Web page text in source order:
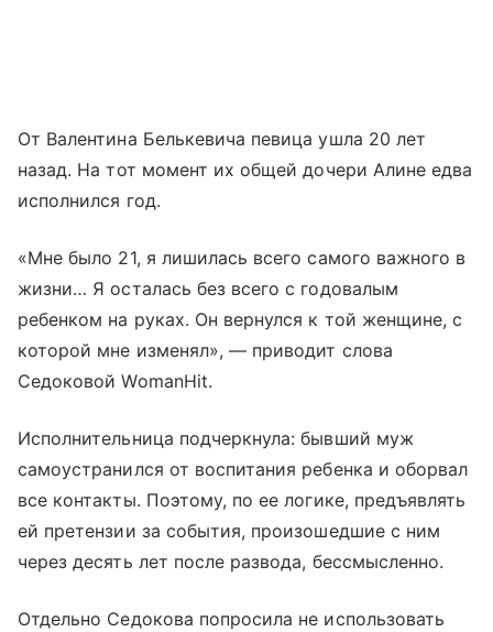
От Валентина Белькевича певица ушла 20 лет
назад. На тот момент их общей дочери Алине едва
исполнился год.
«Мне было 21, я лишилась всего самого важного в
жизни… Я осталась без всего с годовалым
ребенком на руках. Он вернулся к той женщине, с
которой мне изменял», — приводит слова
Седоковой WomanHit.
Исполнительница подчеркнула: бывший муж
самоустранился от воспитания ребенка и оборвал
все контакты. Поэтому, по ее логике, предъявлять
ей претензии за события, произошедшие с ним
через десять лет после развода, бессмысленно.
Отдельно Седокова попросила не использовать